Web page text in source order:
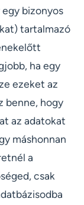
bizonyos
tartalmazó
ha egy
ezeket az
benne, hogy
az adatokat
máshonnan
a
csak